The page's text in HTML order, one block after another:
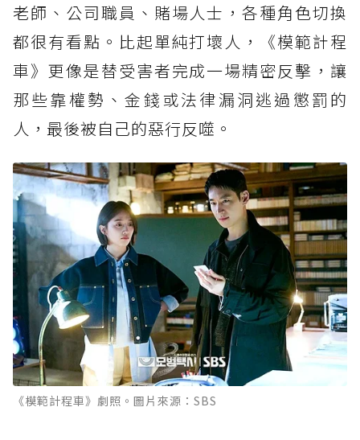
老師、公司職員、賭場人士，各種角色切換
都很有看點。比起單純打壞人，《模範計程
車》更像是替受害者完成一場精密反擊，讓
那些靠權勢、金錢或法律漏洞逃過懲罰的
人，最後被自己的惡行反噬。
《模範計程車》劇照。圖片來源：SBS